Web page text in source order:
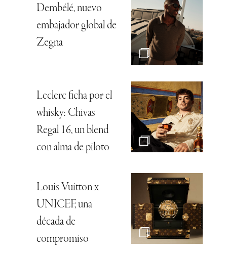
Dembélé, nuevo
embajador global de
Zegna
Leclerc ficha por el
whisky: Chivas
Regal 16, un blend
con alma de piloto
Louis Vuitton x
UNICEF, una
década de
compromiso